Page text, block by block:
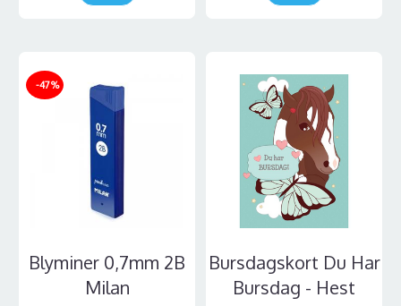
-47%
Blyminer 0,7mm 2B
Milan
Bursdagskort Du Har
Bursdag - Hest